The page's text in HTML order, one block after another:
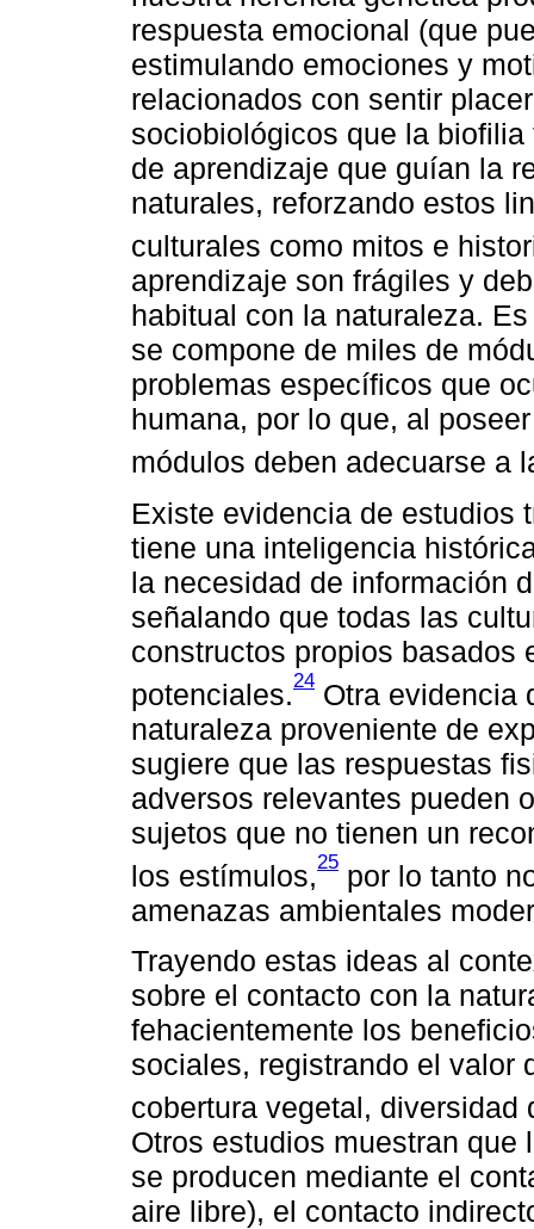
respuesta emocional (que
estimulando emociones y
relacionados con sentir
sociobiológicos que la
de aprendizaje que guían la
naturales, reforzando estos
culturales como mitos e
aprendizaje son frágiles y
habitual con la naturaleza.
se compone de miles de
problemas específicos que
humana, por lo que, al
módulos deben adecuarse a
Existe evidencia de estudios
tiene una inteligencia
la necesidad de información
señalando que todas las
constructos propios basados
potenciales.24 Otra evidencia
naturaleza proveniente de
sugiere que las respuestas
adversos relevantes pueden
sujetos que no tienen un
los estímulos,25 por lo tanto
amenazas ambientales
Trayendo estas ideas al
sobre el contacto con la
fehacientemente los
sociales, registrando el valor
cobertura vegetal, diversidad
Otros estudios muestran
se producen mediante el
aire libre), el contacto